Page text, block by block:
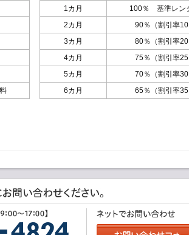
1カ月
100％ 基準レン
2カ月
90％（割引率10
3カ月
80％（割引率20
4カ月
75％（割引率25
5カ月
70％（割引率30
6カ月
65％（割引率35